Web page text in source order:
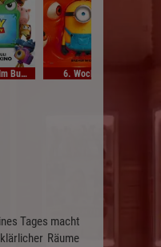
3. Woche!Im Bundesstart 6. Woche!
Tages macht
Räume